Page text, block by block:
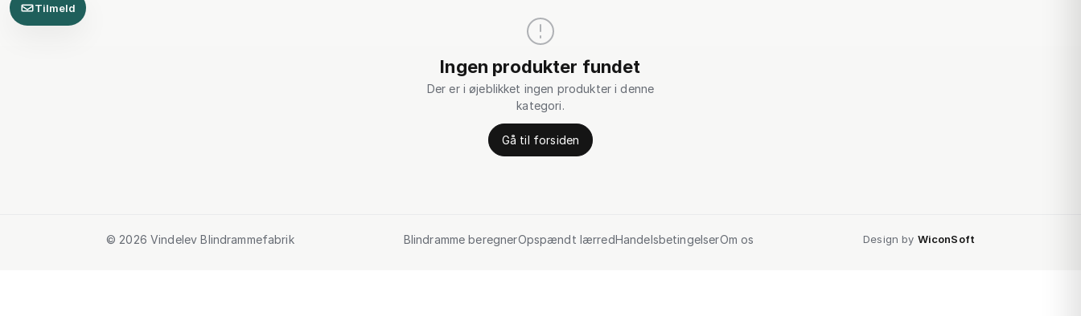
Ingen produkter fundet
Der er i øjeblikket ingen produkter i denne
kategori.
Gå til forsiden
Tilmeld
© 2026 Vindelev Blindrammefabrik Blindramme beregnerOpspændt lærredHandelsbetingelserOm os Design by WiconSoft